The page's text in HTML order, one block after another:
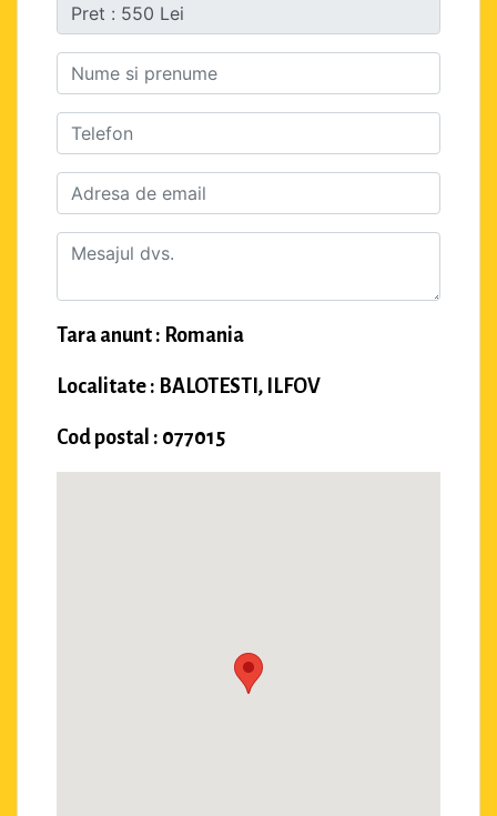
Tara anunt : Romania
Localitate : BALOTESTI, ILFOV
Cod postal : 077015